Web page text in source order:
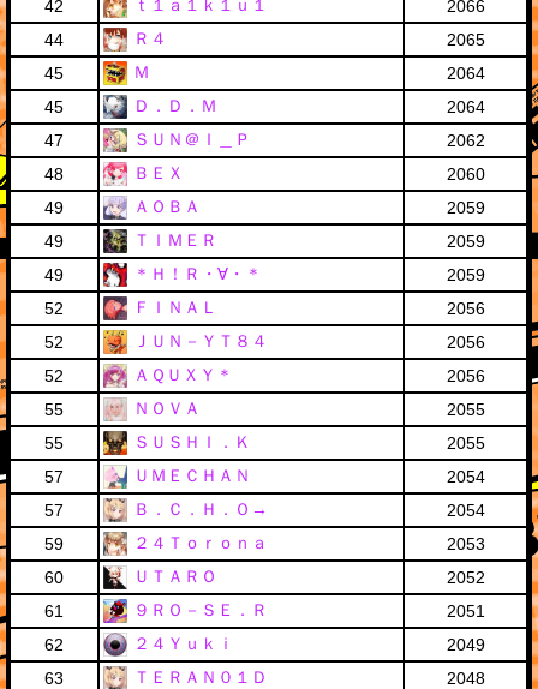
42
ｔ１ａ１ｋ１ｕ１
2066
44
Ｒ４
2065
45
Ｍ
2064
45
Ｄ．Ｄ．Ｍ
2064
47
ＳＵＮ＠Ｉ＿Ｐ
2062
48
ＢＥＸ
2060
49
ＡＯＢＡ
2059
49
ＴＩＭＥＲ
2059
49
＊Ｈ！Ｒ・∀・＊
2059
52
ＦＩＮＡＬ
2056
52
ＪＵＮ－ＹＴ８４
2056
52
ＡＱＵＸＹ＊
2056
55
ＮＯＶＡ
2055
55
ＳＵＳＨＩ．Ｋ
2055
57
ＵＭＥＣＨＡＮ
2054
57
Ｂ．Ｃ．Ｈ．Ｏ→
2054
59
２４Ｔｏｒｏｎａ
2053
60
ＵＴＡＲＯ
2052
61
９ＲＯ－ＳＥ．Ｒ
2051
62
２４Ｙｕｋｉ
2049
63
ＴＥＲＡＮ０１Ｄ
2048